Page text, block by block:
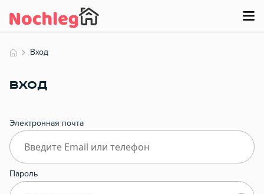
Вход
ВХОД
Электронная почта
Пароль